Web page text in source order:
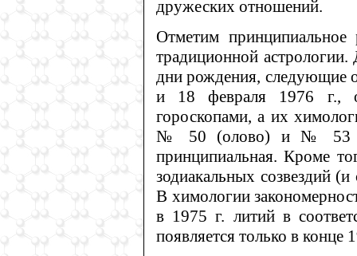
дружеских отношений.
Отметим принципиальное
традиционной
дни рождения, следующие
и 18 февраля 1976 г.,
гороскопами, а их
№ 50 (олово) и № 53
принципиальная. Кроме
зодиакальных созвездий
В химологии
в 1975 г. литий в
появляется только в конце